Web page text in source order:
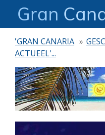
direct
hoofdinhoud
Gran
'GRAN CANARIA
ACTUEEL'...
»